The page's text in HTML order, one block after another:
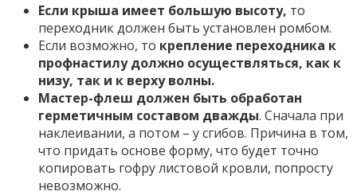
Если крыша имеет большую высоту, то
переходник должен быть установлен ромбом.
Если возможно, то крепление переходника к
профнастилу должно осуществляться, как к
низу, так и к верху волны.
Мастер-флеш должен быть обработан
герметичным составом дважды. Сначала при
наклеивании, а потом – у сгибов. Причина в том,
что придать основе форму, что будет точно
копировать гофру листовой кровли, попросту
невозможно.